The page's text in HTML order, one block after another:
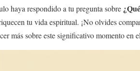
haya respondido a tu pregunta sobre
tu vida espiritual. ¡No olvides
más sobre este significativo momento en